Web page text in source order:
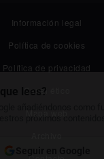
Información legal
Política de cookies
Política de privacidad
Canal ético
Mapa web
lees?
próximos contenidos.